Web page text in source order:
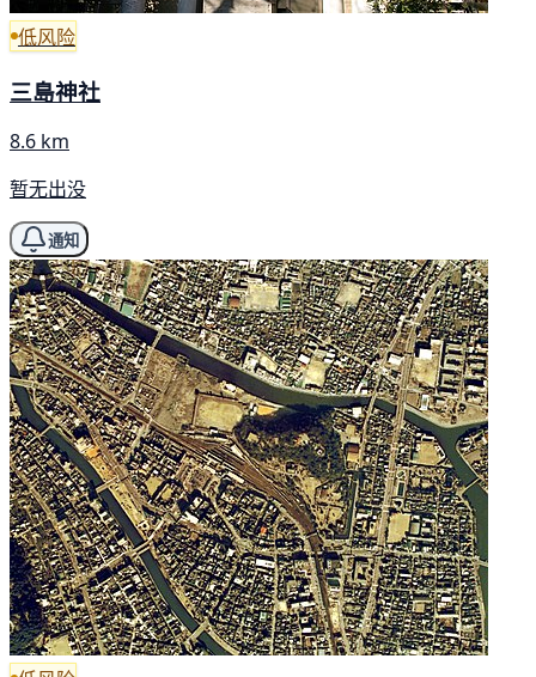
低风险
三島神社
8.6 km
暂无出没
通知